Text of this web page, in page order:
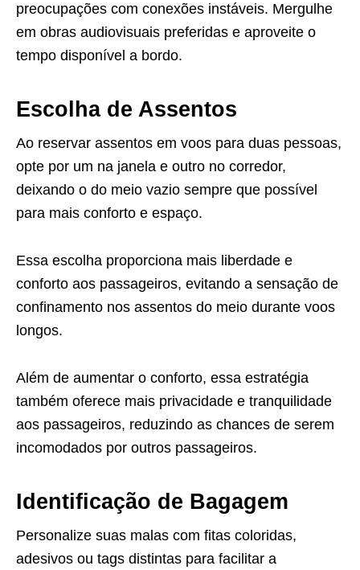
preocupações com conexões instáveis. Mergulhe
em obras audiovisuais preferidas e aproveite o
tempo disponível a bordo.
Escolha de Assentos
Ao reservar assentos em voos para duas pessoas,
opte por um na janela e outro no corredor,
deixando o do meio vazio sempre que possível
para mais conforto e espaço.
Essa escolha proporciona mais liberdade e
conforto aos passageiros, evitando a sensação de
confinamento nos assentos do meio durante voos
longos.
Além de aumentar o conforto, essa estratégia
também oferece mais privacidade e tranquilidade
aos passageiros, reduzindo as chances de serem
incomodados por outros passageiros.
Identificação de Bagagem
Personalize suas malas com fitas coloridas,
adesivos ou tags distintas para facilitar a